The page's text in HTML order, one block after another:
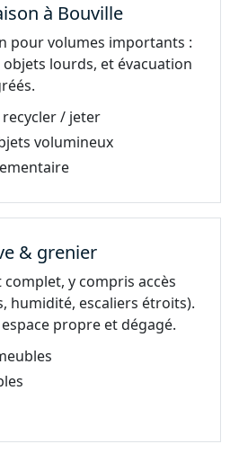
à Bouville
pour volumes importants :
lourds, et évacuation
/ jeter
volumineux
& grenier
y compris accès
humidité, escaliers étroits).
propre et dégagé.